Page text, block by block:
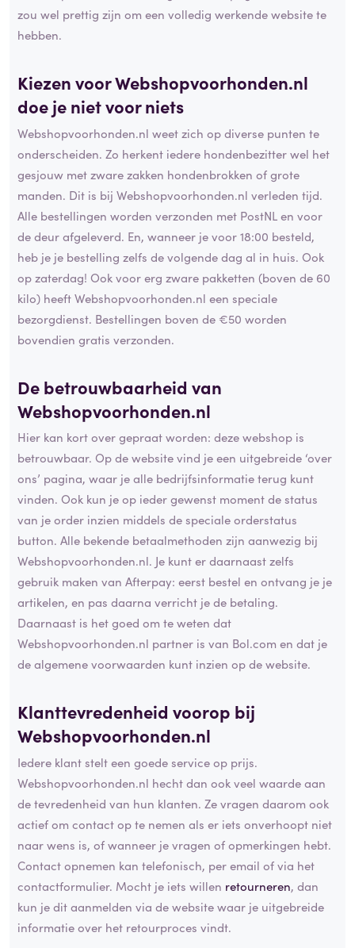
zou wel prettig zijn om een volledig werkende website te
hebben.
Kiezen voor Webshopvoorhonden.nl
doe je niet voor niets
Webshopvoorhonden.nl weet zich op diverse punten te
onderscheiden. Zo herkent iedere hondenbezitter wel het
gesjouw met zware zakken hondenbrokken of grote
manden. Dit is bij Webshopvoorhonden.nl verleden tijd.
Alle bestellingen worden verzonden met PostNL en voor
de deur afgeleverd. En, wanneer je voor 18:00 besteld,
heb je je bestelling zelfs de volgende dag al in huis. Ook
op zaterdag! Ook voor erg zware pakketten (boven de 60
kilo) heeft Webshopvoorhonden.nl een speciale
bezorgdienst. Bestellingen boven de €50 worden
bovendien gratis verzonden.
Debetrouwbaarheid van
Webshopvoorhonden.nl
Hier kan kort over gepraat worden: deze webshop is
betrouwbaar. Op de website vind je een uitgebreide ‘over
ons’ pagina, waar je alle bedrijfsinformatie terug kunt
vinden. Ook kun je op ieder gewenst moment de status
van je order inzien middels de speciale orderstatus
button. Alle bekende betaalmethoden zijn aanwezig bij
Webshopvoorhonden.nl. Je kunt er daarnaast zelfs
gebruik maken van Afterpay: eerst bestel en ontvang je je
artikelen, en pas daarna verricht je de betaling.
Daarnaast is het goed om te weten dat
Webshopvoorhonden.nl partner is van Bol.com en dat je
de algemene voorwaarden kunt inzien op de website.
Klanttevredenheid voorop bij
Webshopvoorhonden.nl
Iedere klant stelt een goede service op prijs.
Webshopvoorhonden.nl hecht dan ook veel waarde aan
de tevredenheid van hun klanten. Ze vragen daarom ook
actief om contact op te nemen als er iets onverhoopt niet
naar wens is, of wanneer je vragen of opmerkingen hebt.
Contact opnemen kan telefonisch, per email of via het
contactformulier. Mocht je iets willen retourneren, dan
kun je dit aanmelden via de website waar je uitgebreide
informatie over het retourproces vindt.